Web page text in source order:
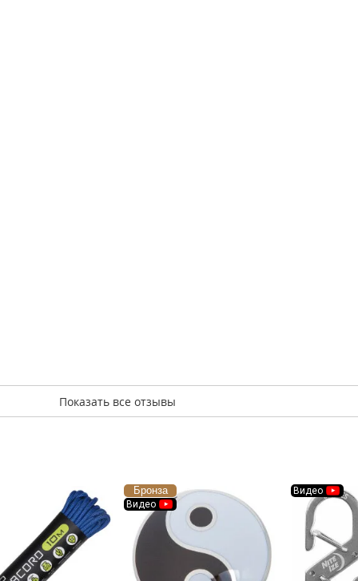
Показать все отзывы
Бронза
Видео
Видео